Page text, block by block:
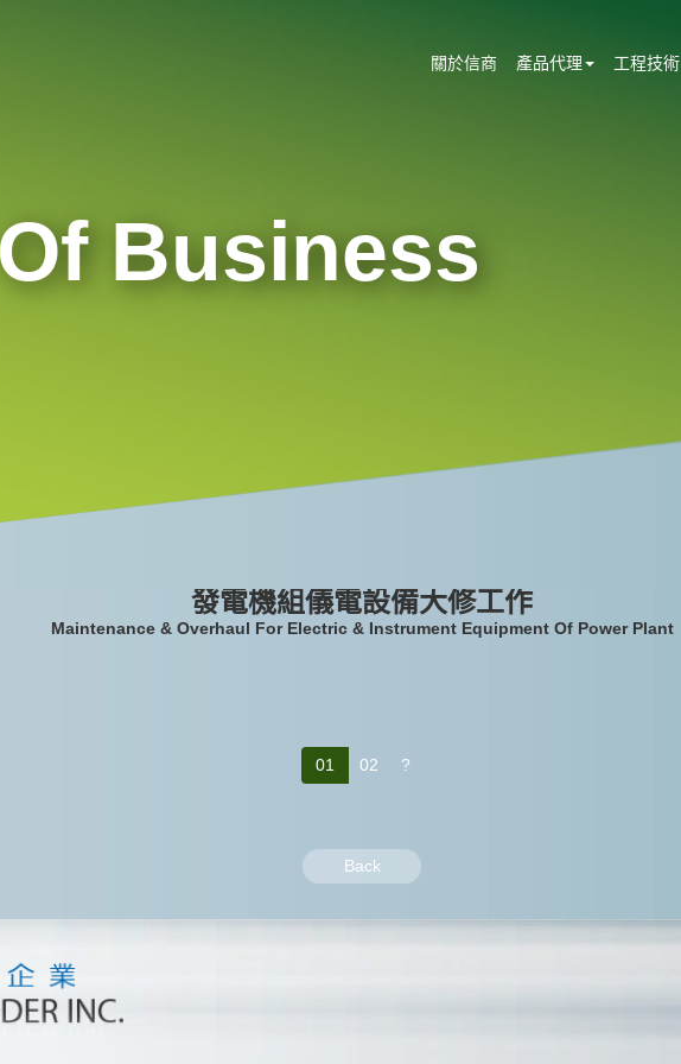
關於信商 產品代理 工程技術
Business
發電機組儀電設備大修工作
Maintenance & Overhaul For Electric & Instrument Equipment Of Power Plant
01 02 ?
Back